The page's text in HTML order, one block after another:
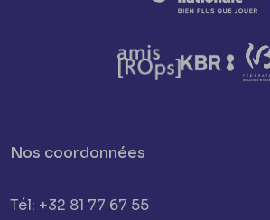
Nos coordonnées
Tél: +32 81 77 67 55